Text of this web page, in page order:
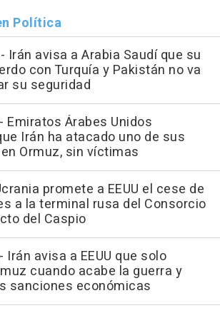
Política
Irán avisa a Arabia Saudí que su
con Turquía y Pakistán no va
su seguridad
Emiratos Árabes Unidos
Irán ha atacado uno de sus
Ormuz, sin víctimas
promete a EEUU el cese de
a la terminal rusa del Consorcio
del Caspio
Irán avisa a EEUU que solo
cuando acabe la guerra y
sanciones económicas